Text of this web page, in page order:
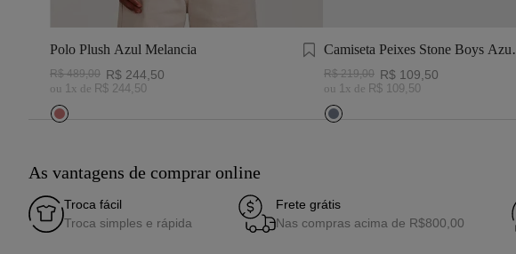
Polo Plush Azul Melancia
R$ 489,00 R$ 244 50
ou 1x de R$ 244, 50
Camiseta Peixes Stone Boys Azul
Marinho
R$ 219,00 R$ 109 50
ou 1x de R$ 109, 50
As vantagens de comprar online
Troca fácil
Troca simples e rápida
Frete grátis
Nas compras acima de R$800,00